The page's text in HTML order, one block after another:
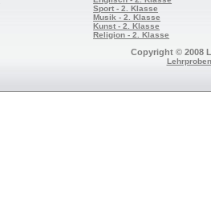
Sport - 2. Klasse
Musik - 2. Klasse
Kunst - 2. Klasse
Religion - 2. Klasse
Copyright © 2008